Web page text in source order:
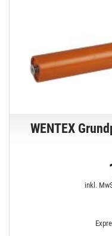
WENTEX
inkl.